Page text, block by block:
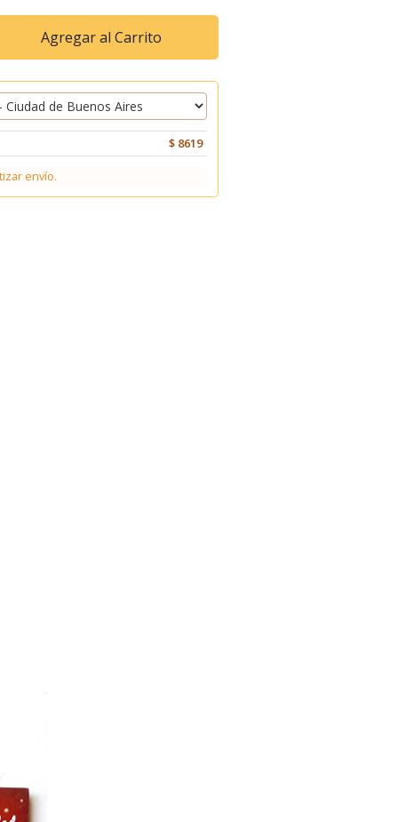
Agregar al Carrito
$ 8619
envío.